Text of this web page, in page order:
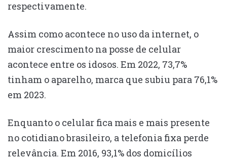
respectivamente.
Assim como acontece no uso da internet, o
maior crescimento na posse de celular
acontece entre os idosos. Em 2022, 73,7%
tinham o aparelho, marca que subiu para 76,1%
em 2023.
Enquanto o celular fica mais e mais presente
no cotidiano brasileiro, a telefonia fixa perde
relevância. Em 2016, 93,1% dos domicílios